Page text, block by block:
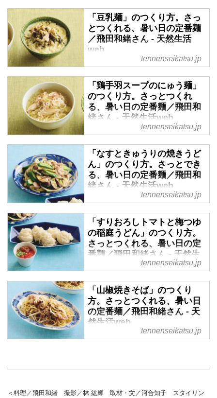
ます。（『天然生活』2023年9月
号掲載）
のどごしのよい麺料理。短時間で
つくれて、1品で満足感も十分。
そんな定番麺を覚えて、暑い日の
食卓をさらに豊かにしましょう。
今回は、料理家の飛田和緒さんに
「すだち麺」のつくり方を教わり
ます。（『天然生活』2023年9月
号掲載）
「豆乳麺」のつくり方。さっ
とつくれる、暑い日の定番麺
／飛田和緒さん - 天然生活
web
気温が上がるほどに恋しくなる、
のどごしのよい麺料理。短時間で
つくれて、1品で満足感も十分。
そんな定番麺を覚えて、暑い日の
食卓をさらに豊かにしましょう。
今回は、料理家の飛田和緒さんに
「豆乳麺」のつくり方を教わりま
す。（『天然生活』2023年9月号
掲載）
tennenseikatsu.jp
「鶏手羽スープのにゅう麺」
のつくり方。さっとつくれ
る、暑い日の定番麺／飛田和
緒さん - 天然生活web
気温が上がるほどに恋しくなる、
のどごしのよい麺料理。短時間で
つくれて、1品で満足感も十分。
そんな定番麺を覚えて、暑い日の
食卓をさらに豊かにしましょう。
今回は、料理家の飛田和緒さんに
「鶏手羽スープのにゅう麺」のつ
くり方を教わります。（『天然生
活』2023年9月号掲載）
tennenseikatsu.jp
「なすときゅうりの焼きうど
ん」のつくり方。さっとでき
る、暑い日の定番麺／飛田和
緒さん - 天然生活web
気温が上がるほどに恋しくなる、
のどごしのよい麺料理。短時間で
つくれて、1品で満足感も十分。
そんな定番麺を覚えて、暑い日の
食卓をさらに豊かにしましょう。
今回は、料理家の飛田和緒さんに
「なすときゅうりの焼きうどん」
のつくり方を教わります。（『天
然生活』2023年9月号掲載）
tennenseikatsu.jp
「すりおろしトマトと梅つゆ
の稲庭うどん」のつくり方。
さっとつくれる、暑い日の定
番麺／飛田和緒さん - 天然生
気温が上がるほどに恋しくなる、
のどごしのよい麺料理。短時間で
つくれて、1品で満足感も十分。
そんな定番麺を覚えて、暑い日の
食卓をさらに豊かにしましょう。
今回は、料理家の飛田和緒さんに
す。（『天然生活』2023年9月号
tennenseikatsu.jp
「山椒焼きそば」のつくり
方。さっとつくれる、暑い日
の定番麺／飛田和緒さん - 天
然生活web
気温が上がるほどに恋しくなる、
そんな定番麺を覚えて、暑い日の
今回は、料理家の飛田和緒さんに
tennenseikatsu.jp
＜料理／飛田和緒 撮影／林 紘輝 取材・文／河合知子 スタイリン